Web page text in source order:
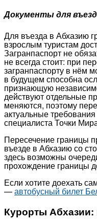
Документы для
Для въезда в Абхазию
взрослым туристам
Загранпаспорт не
не всегда стоит: при
загранпаспорту в нём
в будущем способна
признающую
действуют отдельные
меняются, поэтому
актуальные
специалиста Точки
Пересечение границы
въезде в Абхазию со
здесь возможны
прохождение границы
Если хотите доехать
—автобусный билет
Курорты